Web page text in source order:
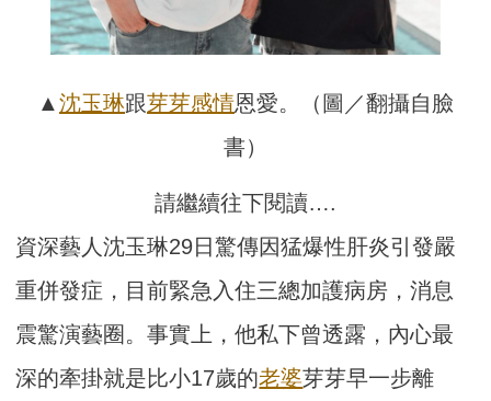
▲ 沈玉琳跟芽芽感情恩愛。（圖／翻攝自臉
書）
請繼續往下閱讀….
資深藝人沈玉琳29日驚傳因猛爆性肝炎引發嚴
重併發症，目前緊急入住三總加護病房，消息
震驚演藝圈。事實上，他私下曾透露，內心最
深的牽掛就是比小17歲的老婆芽芽早一步離